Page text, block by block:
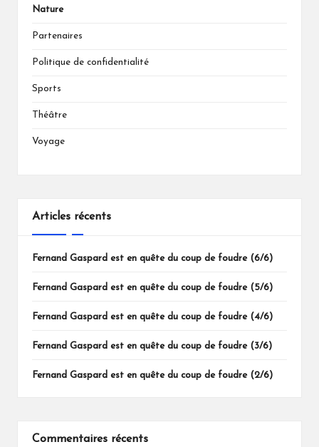
Nature
Partenaires
Politique de confidentialité
Sports
Théâtre
Voyage
Articles récents
Fernand Gaspard est en quête du coup de foudre (6/6)
Fernand Gaspard est en quête du coup de foudre (5/6)
Fernand Gaspard est en quête du coup de foudre (4/6)
Fernand Gaspard est en quête du coup de foudre (3/6)
Fernand Gaspard est en quête du coup de foudre (2/6)
Commentaires récents